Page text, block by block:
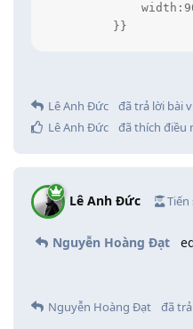
        }}
  ]]>
</ b:skin>
<
Lê Anh Đức
đã trả lời bài
Lê Anh Đức
đã thích điều
Lê Anh Đức Tiến
Nguyễn Hoàng Đạt
Nguyễn Hoàng Đạt
đã